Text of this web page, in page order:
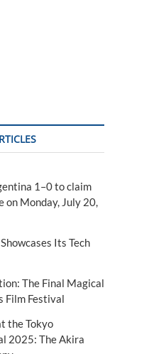
1–0 to claim
Monday, July 20,
Its Tech
The Final Magical
Film Festival
the Tokyo
2025: The Akira